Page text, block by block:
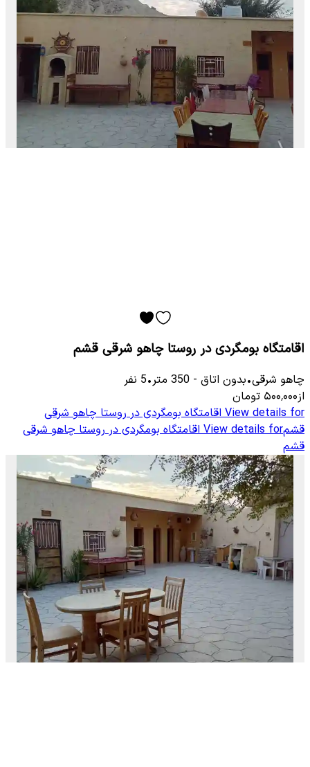
اقامتگاه بومگردی در روستا چاهو شرقی قشم
چاهو شرقی•بدون اتاق -
350 متر•
5 نفر
از۵۰۰٬۰۰۰ تومان
View details for اقامتگاه بومگردی در روستا چاهو شرقی
قشمView details for اقامتگاه بومگردی در روستا چاهو شرقی
قشم